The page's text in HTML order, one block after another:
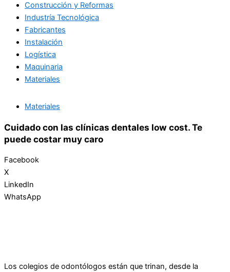
Construcción y Reformas
Industría Tecnológica
Fabricantes
Instalación
Logística
Maquinaria
Materiales
Materiales
Cuidado con las clínicas dentales low cost. Te
puede costar muy caro
Facebook
X
LinkedIn
WhatsApp
Los colegios de odontólogos están que trinan, desde la